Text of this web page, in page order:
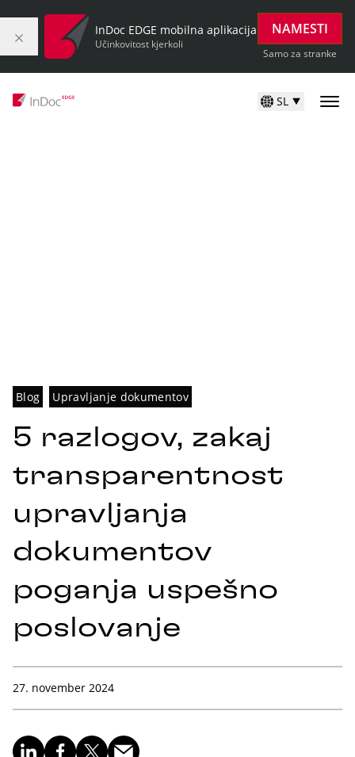
InDoc EDGE mobilna aplikacija
Učinkovitost kjerkoli
NAMESTI
Samo za stranke
SL
Blog Upravljanje dokumentov
5 razlogov, zakaj
transparentnost
upravljanja
dokumentov
poganja uspešno
poslovanje
27. november 2024